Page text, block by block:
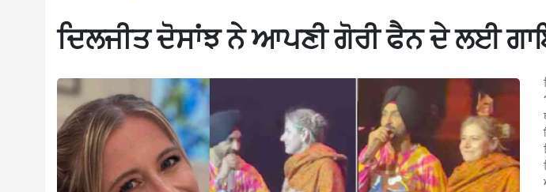
ਦਿਲਜੀਤ ਦੋਸਾਂਝ ਨੇ ਆਪਣੀ ਗੋਰੀ ਫੈਨ ਦੇ ਲਈ